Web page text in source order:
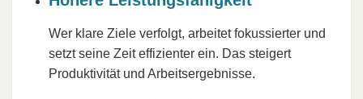
Wer klare Ziele verfolgt, arbeitet fokussierter und
setzt seine Zeit effizienter ein. Das steigert
Produktivität und Arbeitsergebnisse.